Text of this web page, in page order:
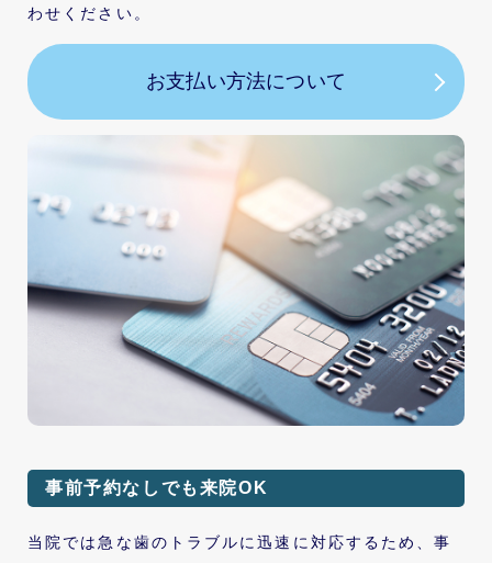
わせください。
お支払い方法について
事前予約なしでも来院OK
当院では急な歯のトラブルに迅速に対応するため、事